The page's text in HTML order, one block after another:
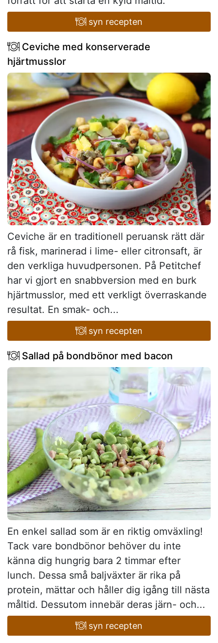
syn recepten
Ceviche med konserverade
hjärtmusslor
Ceviche är en traditionell peruansk rätt där
rå fisk, marinerad i lime- eller citronsaft, är
den verkliga huvudpersonen. På Petitchef
har vi gjort en snabbversion med en burk
hjärtmusslor, med ett verkligt överraskande
resultat. En smak- och...
syn recepten
Sallad på bondbönor med bacon
En enkel sallad som är en riktig omväxling!
Tack vare bondbönor behöver du inte
känna dig hungrig bara 2 timmar efter
lunch. Dessa små baljväxter är rika på
protein, mättar och håller dig igång till nästa
måltid. Dessutom innebär deras järn- och...
syn recepten